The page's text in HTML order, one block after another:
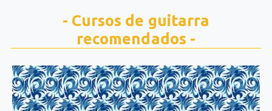
- Cursos de guitarra
recomendados -